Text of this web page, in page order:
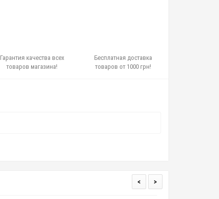
Гарантия качества всех
товаров магазина!
Бесплатная доставка
товаров от 1000 грн!
< >